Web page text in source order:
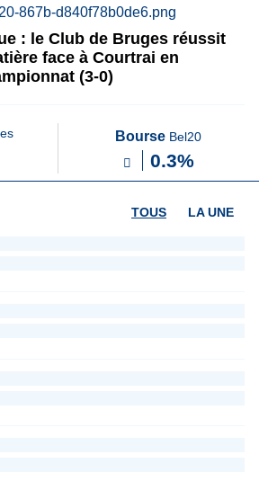
: le Club de Bruges réussit
face à Courtrai en
(3-0)
Bourse Bel20
0.3%
LA UNE
TOUS